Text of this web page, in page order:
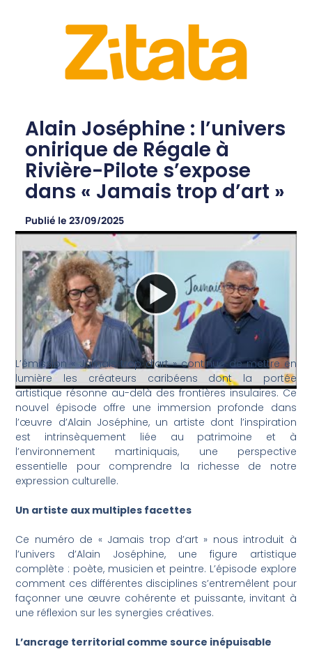
Alain Joséphine : l’univers
onirique de Régale à
Rivière-Pilote s’expose
dans « Jamais trop d’art »
Publié le 23/09/2025
L’émission « Jamais trop d’art » continue de mettre en
lumière les créateurs caribéens dont la portée
artistique résonne au-delà des frontières insulaires. Ce
nouvel épisode offre une immersion profonde dans
l’œuvre d’Alain Joséphine, un artiste dont l’inspiration
est intrinsèquement liée au patrimoine et à
l’environnement martiniquais, une perspective
essentielle pour comprendre la richesse de notre
expression culturelle.
Un artiste aux multiples facettes
Ce numéro de « Jamais trop d’art » nous introduit à
l’univers d’Alain Joséphine, une figure artistique
complète : poète, musicien et peintre. L’épisode explore
comment ces différentes disciplines s’entremêlent pour
façonner une œuvre cohérente et puissante, invitant à
une réflexion sur les synergies créatives.
L’ancrage territorial comme source inépuisable